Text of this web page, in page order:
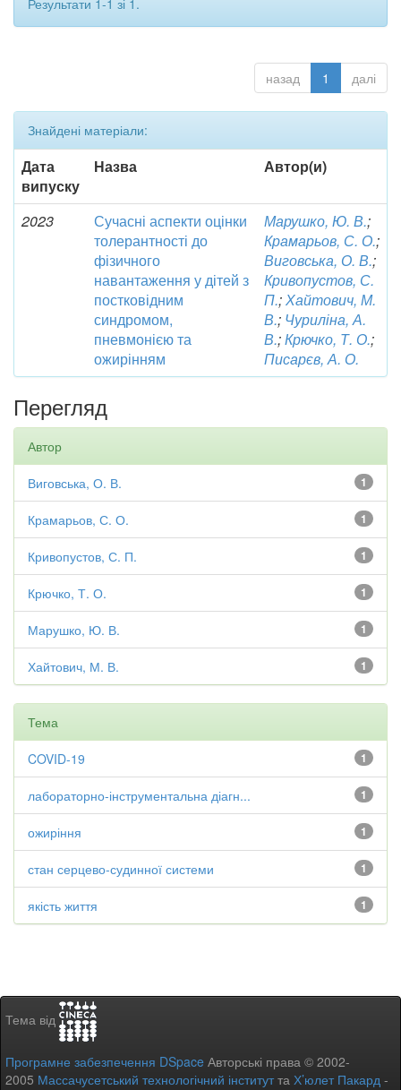
Результати 1-1 зі 1.
назад 1 далі
Знайдені матеріали:
Дата
випуску
Назва Автор(и)
2023
Сучасні аспекти оцінки
толерантності до
фізичного
навантаження у дітей з
постковідним
синдромом,
пневмонією та
ожирінням
Марушко, Ю. В.;
Крамарьов, С. О.;
Виговська, О. В.;
Кривопустов, С.
П.;Хайтович, М.
В.; Чуриліна, А.
В.;Крючко, Т. О.;
Писарєв, А. О.
Перегляд
Автор
1
Виговська, О. В.
1
Крамарьов, С. О.
1
Кривопустов, С. П.
1
Крючко, Т. О.
1
Марушко, Ю. В.
1
Хайтович, М. В.
Тема
1
COVID-19
1
лабораторно-інструментальна діагн...
1
ожиріння
1
стан серцево-судинної системи
1
якість життя
Тема від
Програмне забезпечення DSpace Авторські права © 2002-
2005 Массачусетський технологічний інститутта Х’юлет Пакард -